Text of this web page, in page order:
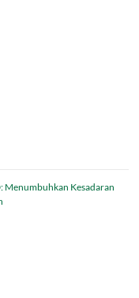
Menumbuhkan Kesadaran